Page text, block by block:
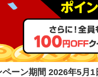
ーン期間 2026年5月1